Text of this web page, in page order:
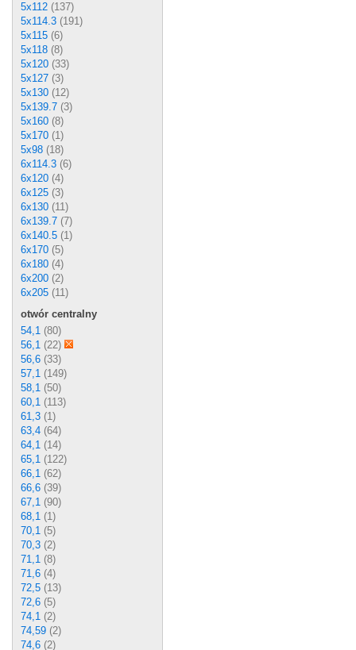
5x112 (137)
5x114.3 (191)
5x115 (6)
5x118 (8)
5x120 (33)
5x127 (3)
5x130 (12)
5x139.7 (3)
5x160 (8)
5x170 (1)
5x98 (18)
6x114.3 (6)
6x120 (4)
6x125 (3)
6x130 (11)
6x139.7 (7)
6x140.5 (1)
6x170 (5)
6x180 (4)
6x200 (2)
6x205 (11)
otwór centralny
54,1 (80)
56,1 (22)
56,6 (33)
57,1 (149)
58,1 (50)
60,1 (113)
61,3 (1)
63,4 (64)
64,1 (14)
65,1 (122)
66,1 (62)
66,6 (39)
67,1 (90)
68,1 (1)
70,1 (5)
70,3 (2)
71,1 (8)
71,6 (4)
72,5 (13)
72,6 (5)
74,1 (2)
74,59 (2)
74,6 (2)